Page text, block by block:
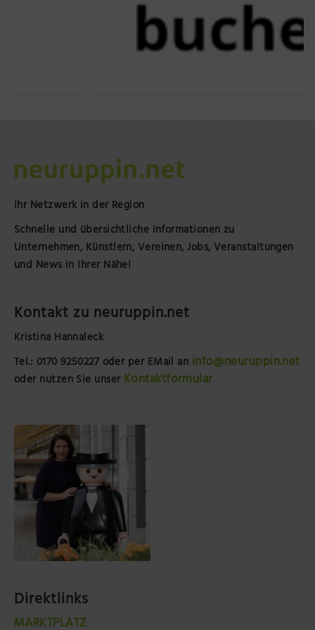
Ihr Netzwerk in der Region
Schnelle und übersichtliche Informationen zu
Unternehmen, Künstlern, Vereinen, Jobs, Veranstaltungen
und News in Ihrer Nähe!
Kontakt zu neuruppin.net
Kristina Hannaleck
Tel.: 0170 9250227 oder per EMail an info@neuruppin.net
oder nutzen Sie unser Kontaktformular
Direktlinks
MARKTPLATZ